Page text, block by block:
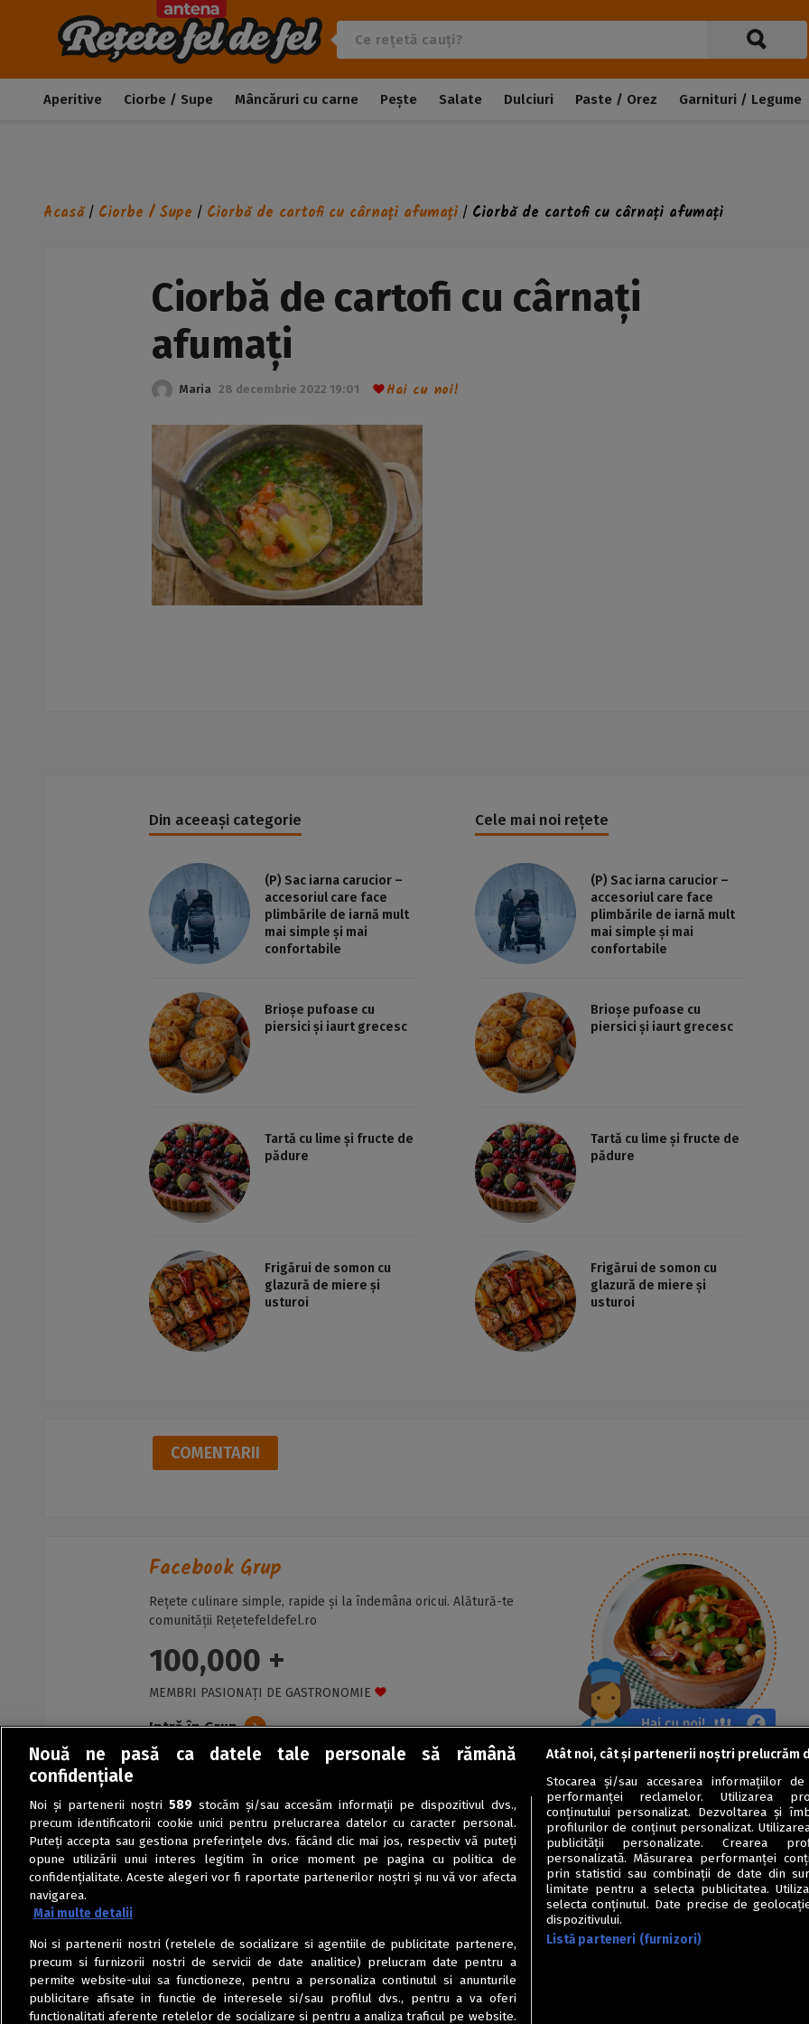
Aperitive Ciorbe / Supe Mâncăruri cu carne Pește Salate Dulciuri Paste / Orez Garnituri / Legume
Acasă/ Ciorbe / Supe / Ciorbă de cartofi cu cârnați afumați / Ciorbă de cartofi cu cârnați afumați
Ciorbă de cartofi cu cârnați
afumați
Maria 28 decembrie 2022 19:01 Hai cu noi!
Din aceeași categorie
(P) Sac iarna carucior –
accesoriul care face
plimbările de iarnă mult
mai simple și mai
confortabile
Brioșe pufoase cu
piersici și iaurt grecesc
Tartă cu lime și fructe de
pădure
Frigărui de somon cu
glazură de miere și
usturoi
Cele mai noi rețete
(P) Sac iarna carucior –
accesoriul care face
plimbările de iarnă mult
mai simple și mai
confortabile
Brioșe pufoase cu
piersici și iaurt grecesc
Tartă cu lime și fructe de
pădure
Frigărui de somon cu
glazură de miere și
usturoi
COMENTARII
Facebook Grup
Rețete culinare simple, rapide și la îndemâna oricui. Alătură-te
comunității Rețetefeldefel.ro
100,000 +
MEMBRI PASIONAȚI DE GASTRONOMIE
Intră în Grup
Nouă ne pasă ca datele tale personale să rămână
confidențiale
Noi și partenerii noștri589 stocăm și/sau accesăm informații pe dispozitivul dvs.,
precum identificatorii cookie unici pentru prelucrarea datelor cu caracter personal.
Puteți accepta sau gestiona preferințele dvs. făcând clic mai jos, respectiv vă puteți
opune utilizării unui interes legitim în orice moment pe pagina cu politica de
confidențialitate. Aceste alegeri vor fi raportate partenerilor noștri și nu vă vor afecta
navigarea.
Mai multe detalii
Noi si partenerii nostri (retelele de socializare si agentiile de publicitate partenere,
precum si furnizorii nostri de servicii de date analitice) prelucram date pentru a
permite website-ului sa functioneze, pentru a personaliza continutul si anunturile
publicitare afisate in functie de interesele si/sau profilul dvs., pentru a va oferi
functionalitati aferente retelelor de socializare si pentru a analiza traficul pe website.
Atât noi, cât și partenerii noștri prelucrăm
Stocarea și/sau accesarea informațiilor
performanței reclamelor. Utilizarea
conținutului personalizat. Dezvoltarea și
profilurilor de conținut personalizat.
publicității personalizate. Crearea
personalizată. Măsurarea performanței
prin statistici sau combinații de date din
limitate pentru a selecta publicitatea.
selecta conținutul. Date precise de
dispozitivului.
Listă parteneri (furnizori)